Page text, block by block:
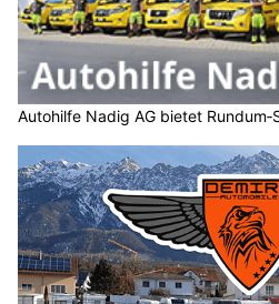
Autohilfe Nadig AG bietet